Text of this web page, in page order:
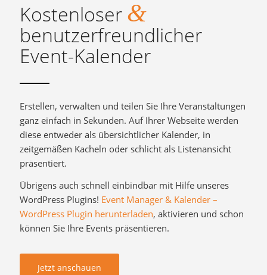
Kostenloser &
benutzerfreundlicher
Event-Kalender
Erstellen, verwalten und teilen Sie Ihre Veranstaltungen
ganz einfach in Sekunden. Auf Ihrer Webseite werden
diese entweder als übersichtlicher Kalender, in
zeitgemäßen Kacheln oder schlicht als Listenansicht
präsentiert.
Übrigens auch schnell einbindbar mit Hilfe unseres
WordPress Plugins! Event Manager & Kalender –
WordPress Plugin herunterladen, aktivieren und schon
können Sie Ihre Events präsentieren.
Jetzt anschauen